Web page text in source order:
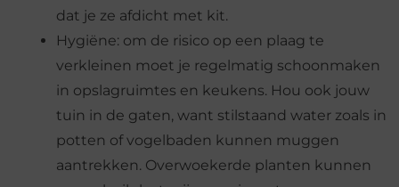
dat je ze afdicht met kit.
Hygiëne: om de risico op een plaag te
verkleinen moet je regelmatig schoonmaken
in opslagruimtes en keukens. Hou ook jouw
tuin in de gaten, want stilstaand water zoals in
potten of vogelbaden kunnen muggen
aantrekken. Overwoekerde planten kunnen